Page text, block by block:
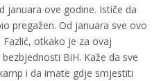
januara ove godine. Ističe da
pregažen. Od januara sve ovo
otkako je za ovaj
BiH. Kaže da sve
i da imate gdje smjestiti